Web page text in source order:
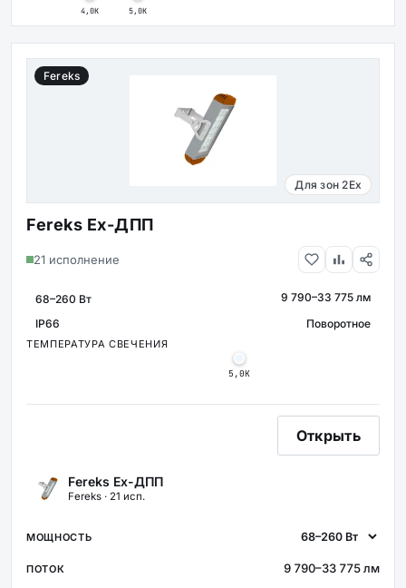
4,0К 5,0К
Fereks
Для зон 2Ex
Fereks Ex-ДПП
21 исполнение
МОЩНОСТЬ СВЕТОВОЙ ПОТОК
9 790–33 775 лм
ЗАЩИТА
IP66 КРЕПЛЕНИЕ
Поворотное
ТЕМПЕРАТУРА СВЕЧЕНИЯ
5,0К
Открыть
Fereks Ex-ДПП
Fereks · 21 исп.
9 790–33 775 лм